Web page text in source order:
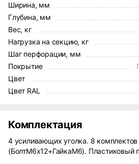
Ширина, мм
Глубина, мм
Вес, кг
Нагрузка на секцию, кг
Шаг перфорации, мм
Покрытие
Цвет
Цвет RAL
Комплектация
4 усиливающих уголка. 8
(БолтМ6х12+ГайкаМ6). Пластиковый